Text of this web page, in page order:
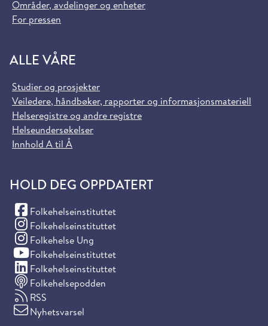
Områder, avdelinger og enheter
For pressen
ALLE VÅRE
Studier og prosjekter
Veiledere, håndbøker, rapporter og informasjonsmateriell
Helseregistre og andre registre
Helseundersøkelser
Innhold A til Å
HOLD DEG OPPDATERT
Folkehelseinstituttet
(Facebook)
Folkehelseinstituttet
(Instagram)
Folkehelse Ung
(Instagram)
Folkehelseinstituttet
(YouTube)
Folkehelseinstituttet
(LinkedIn)
Folkehelsepodden
RSS
Nyhetsvarsel